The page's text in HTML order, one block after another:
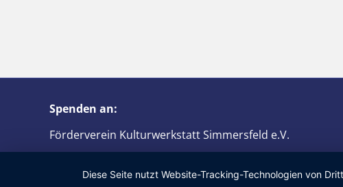
Spenden an:
Förderverein Kulturwerkstatt Simmersfeld e.V.
BIC: GENODES1PGW
Diese Seite nutzt Website-Tracking-Technologien von